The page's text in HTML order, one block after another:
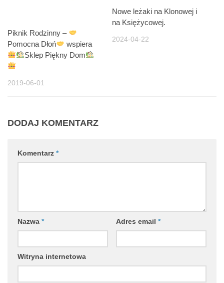
Piknik Rodzinny –
Pomocna Dłoń
wspiera
Sklep Piękny Dom
2019-06-01
Nowe leżaki na Klonowej i
na Księżycowej.
2024-04-22
DODAJ KOMENTARZ
Komentarz *
Nazwa * Adres email *
Witryna internetowa